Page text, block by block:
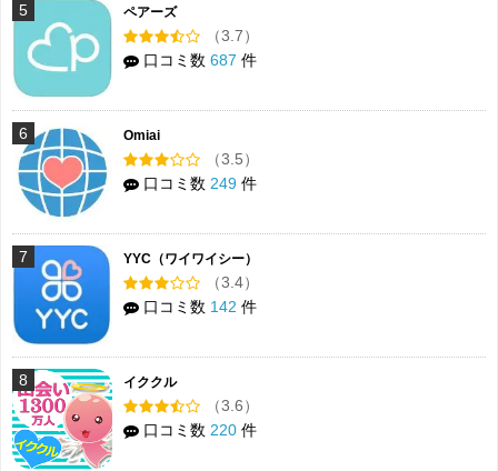
5 ペアーズ
（3.7）
口コミ数 687 件
6 Omiai
（3.5）
口コミ数 249 件
7 YYC（ワイワイシー）
（3.4）
口コミ数 142 件
8 イククル
（3.6）
口コミ数 220 件